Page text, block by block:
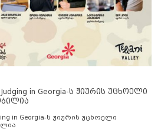
Judging in Georgia-ს ჟიურის უცხოელი
in Georgia-ს ჟიურის უცხოელი